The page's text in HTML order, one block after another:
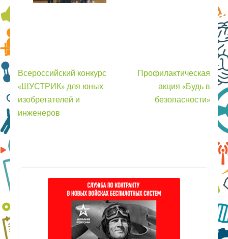
Навигация
по
записям
Всероссийский конкурс
«ШУСТРИК» для юных
изобретателей и
инженеров
Профилактическая
акция «Будь в
безопасности»